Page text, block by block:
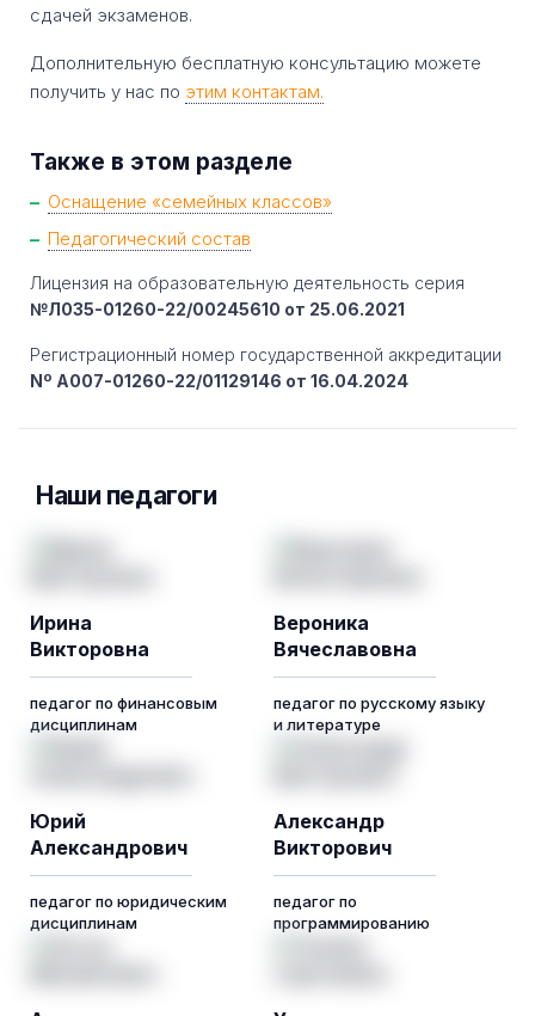
сдачей экзаменов.
Дополнительную бесплатную консультацию можете
получить у нас по этим контактам.
Также в этом разделе
Оснащение «семейных классов»
Педагогический состав
Лицензия на образовательную деятельность серия
№Л035-01260-22/00245610 от 25.06.2021
Регистрационный номер государственной аккредитации
Nº A007-01260-22/01129146 от 16.04.2024
Наши педагоги
Ирина
Викторовна
педагог по финансовым
дисциплинам
Вероника
Вячеславовна
педагог по русскому языку
и литературе
Юрий
Александрович
педагог по юридическим
дисциплинам
Александр
Викторович
педагог по
программированию